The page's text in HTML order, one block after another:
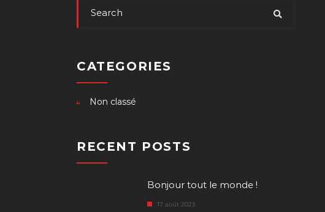
CATEGORIES
Non classé
RECENT POSTS
Bonjour tout le monde !
17 août 2023